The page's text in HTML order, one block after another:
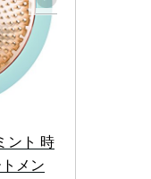
ント 時
メン